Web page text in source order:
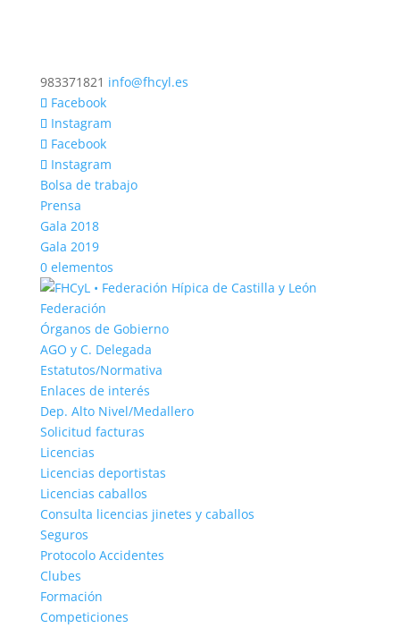
983371821 info@fhcyl.es
Facebook
Instagram
Facebook
Instagram
Bolsa de trabajo
Prensa
Gala 2018
Gala 2019
0 elementos
Federación
Órganos de Gobierno
AGO y C. Delegada
Estatutos/Normativa
Enlaces de interés
Dep. Alto Nivel/Medallero
Solicitud facturas
Licencias
Licencias deportistas
Licencias caballos
Consulta licencias jinetes y caballos
Seguros
Protocolo Accidentes
Clubes
Formación
Competiciones